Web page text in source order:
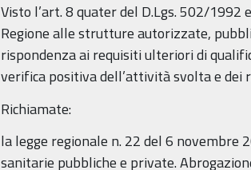
Visto l’art. 8 quater del D.Lgs. 502/1992
Regione alle strutture autorizzate,
rispondenza ai requisiti ulteriori di
verifica positiva dell’attività svolta e dei
Richiamate:
la legge regionale n. 22 del 6
sanitarie pubbliche e private.